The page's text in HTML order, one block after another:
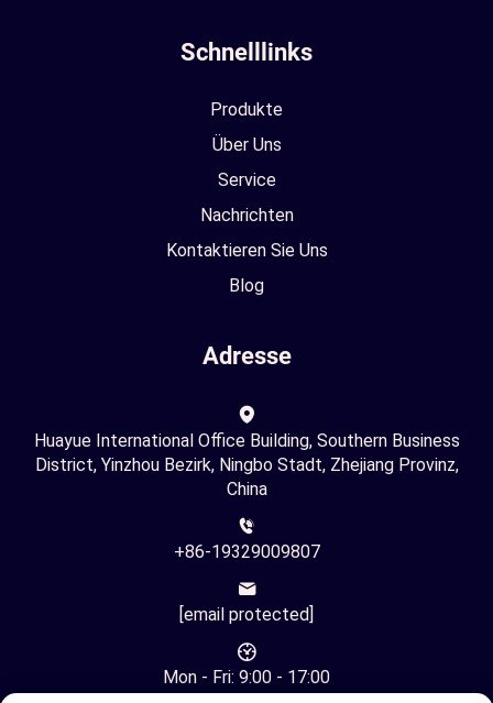
Schnelllinks
Produkte
Über Uns
Service
Nachrichten
Kontaktieren Sie Uns
Blog
Adresse
Huayue International Office Building, Southern Business
District, Yinzhou Bezirk, Ningbo Stadt, Zhejiang Provinz,
China
+86-19329009807
[email protected]
Mon - Fri: 9:00 - 17:00